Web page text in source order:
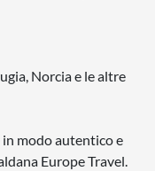
Norcia e le altre
modo autentico e
Europe Travel.